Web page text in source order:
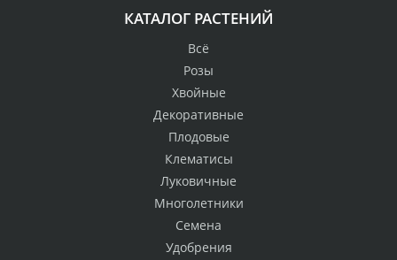
КАТАЛОГ РАСТЕНИЙ
Всё
Розы
Хвойные
Декоративные
Плодовые
Клематисы
Луковичные
Многолетники
Семена
Удобрения